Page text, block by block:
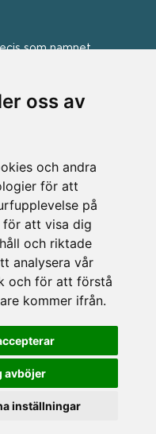
oss av
och andra
för att
på
att visa dig
och riktade
analysera vår
och för att förstå
kommer ifrån.
avböjer
inställningar
som namnet
Vi har idag en stor
med hög
varit ett av
▪ Caps Me ▪
Hom ▪ Kilner ▪
de Vie ▪ Mason
and Kengsington ▪
▪ Style de Vie ▪
för våra
till oss på